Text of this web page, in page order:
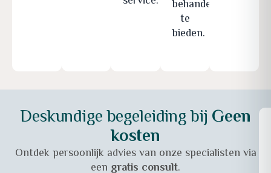
behandelingen
te
bieden.
Deskundige begeleiding bij Geen
kosten
Ontdek persoonlijk advies van onze specialisten via
een gratis consult.